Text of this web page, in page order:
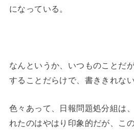
になっている。
なんというか、いつものことだ
することだらけで、書ききれない
色々あって、日報問題処分組は
れたのはやはり印象的だが、こ